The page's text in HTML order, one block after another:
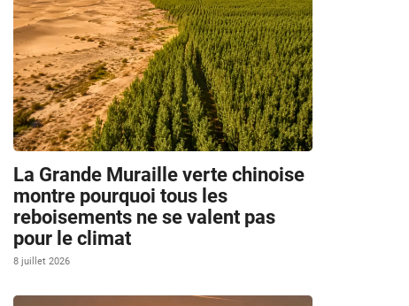
La Grande Muraille verte chinoise
montre pourquoi tous les
reboisements ne se valent pas
pour le climat
8 juillet 2026